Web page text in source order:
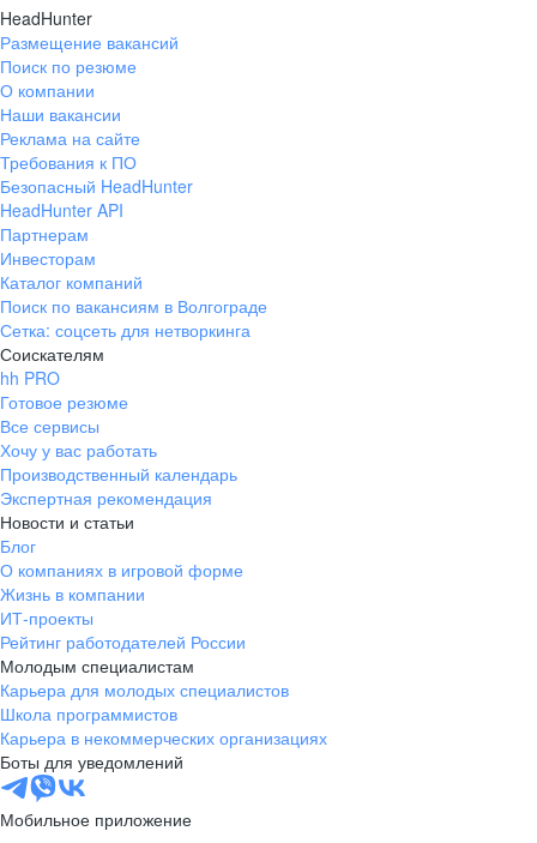
HeadHunter
Размещение вакансий
Поиск по резюме
О компании
Наши вакансии
Реклама на сайте
Требования к ПО
Безопасный HeadHunter
HeadHunter API
Партнерам
Инвесторам
Каталог компаний
Поиск по вакансиям в Волгограде
Сетка: соцсеть для нетворкинга
Соискателям
hh PRO
Готовое резюме
Все сервисы
Хочу у вас работать
Производственный календарь
Экспертная рекомендация
Новости и статьи
Блог
О компаниях в игровой форме
Жизнь в компании
ИТ-проекты
Рейтинг работодателей России
Молодым специалистам
Карьера для молодых специалистов
Школа программистов
Карьера в некоммерческих организациях
Боты для уведомлений
Мобильное приложение